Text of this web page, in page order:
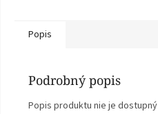
Popis
Podrobný popis
Popis produktu nie je dostupný